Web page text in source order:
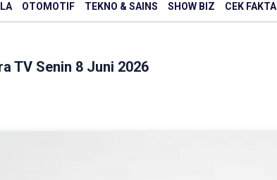
OTOMOTIF TEKNO & SAINS SHOW BIZ CEK FAKTA
TV Senin 8 Juni 2026